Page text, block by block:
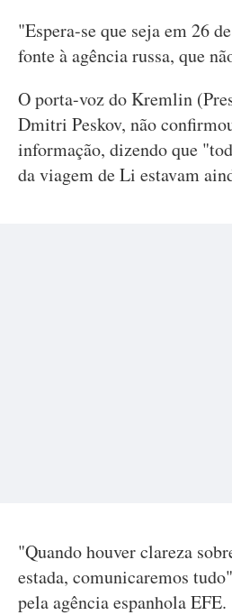
"Espera-se que seja em 26
fonte à agência russa, que
O porta-voz do Kremlin
Dmitri Peskov, não
informação, dizendo que
da viagem de Li estavam
"Quando houver clareza
estada, comunicaremos
pela agência espanhola EFE.